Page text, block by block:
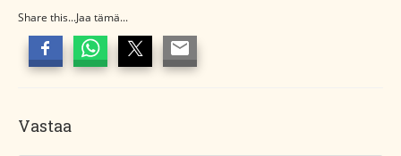
Share this...Jaa tämä...
Vastaa